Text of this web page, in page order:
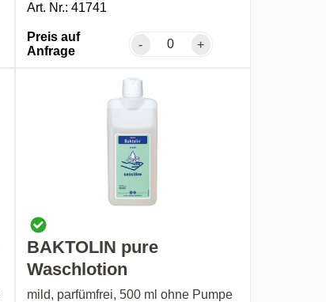
Art. Nr.: 41741
Preis auf
Anfrage
- +
BAKTOLIN pure
Waschlotion
mild, parfümfrei, 500 ml ohne Pumpe